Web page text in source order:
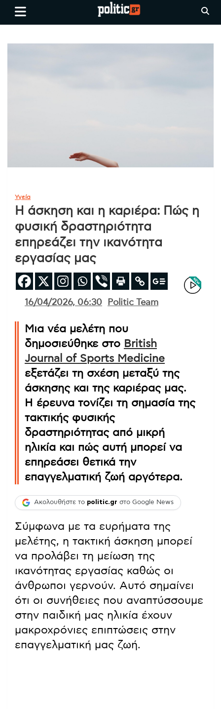
Skip
Ειδήσεις απο τη
Θεσσαλονίκη, την Ελλάδα και
όλο τον Κόσμο
politic.gr
Υγεία
Η άσκηση και η καριέρα: Πώς η
φυσική δραστηριότητα
επηρεάζει την ικανότητα
εργασίας μας
16/04/2026, 06:30 Politic Team
Μια νέα μελέτη που
δημοσιεύθηκε στο British
Journal of Sports Medicine
εξετάζει τη σχέση μεταξύ της
άσκησης και της καριέρας μας.
Η έρευνα τονίζει τη σημασία της
τακτικής φυσικής
δραστηριότητας από μικρή
ηλικία και πώς αυτή μπορεί να
επηρεάσει θετικά την
επαγγελματική ζωή αργότερα.
Ακολουθήστε το politic.gr στο Google News
Σύμφωνα με τα ευρήματα της
μελέτης, η τακτική άσκηση μπορεί
να προλάβει τη μείωση της
ικανότητας εργασίας καθώς οι
άνθρωποι γερνούν. Αυτό σημαίνει
ότι οι συνήθειες που αναπτύσσουμε
στην παιδική μας ηλικία έχουν
μακροχρόνιες επιπτώσεις στην
επαγγελματική μας ζωή.